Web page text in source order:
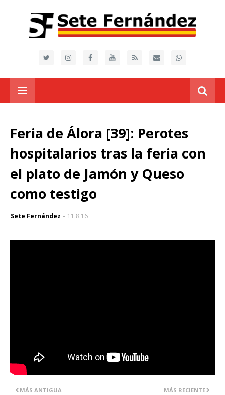
Feria de Álora [39]: Perotes
hospitalarios tras la feria con
el plato de Jamón y Queso
como testigo
Sete Fernández 11.8.16
MÁS RECIENTE
MÁS ANTIGUA